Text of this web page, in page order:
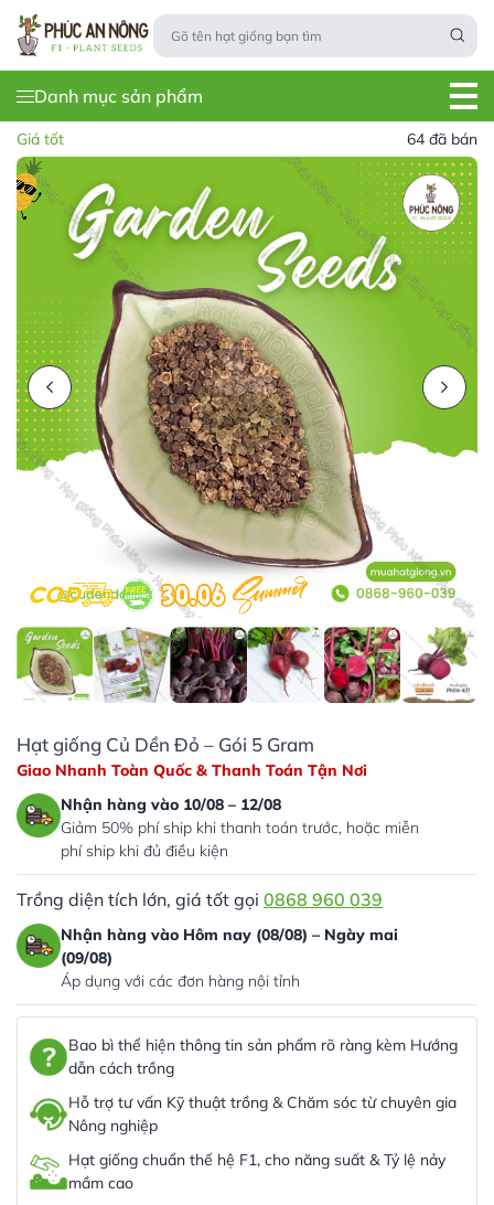
Danh mục sản phẩm
Giá tốt 64 đã bán
Hạt giống Củ Dền Đỏ – Gói 5 Gram
Giao Nhanh Toàn Quốc & Thanh Toán Tận Nơi
Nhận hàng vào 10/08 – 12/08
Giảm 50% phí ship khi thanh toán trước, hoặc miễn
phí ship khi đủ điều kiện
Trồng diện tích lớn, giá tốt gọi 0868 960 039
Nhận hàng vào Hôm nay (08/08) – Ngày mai
(09/08)
Áp dụng với các đơn hàng nội tỉnh
Bao bì thể hiện thông tin sản phẩm rõ ràng kèm Hướng
dẫn cách trồng
Hỗ trợ tư vấn Kỹ thuật trồng & Chăm sóc từ chuyên gia
Nông nghiệp
Hạt giống chuẩn thế hệ F1, cho năng suất & Tỷ lệ nảy
mầm cao